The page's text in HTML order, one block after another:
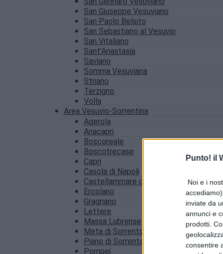
Punto! il
Noi e i
inviate da
annunci e
prodotti.
consentire
San Giuseppe Vesuviano
San Paolo Belsito
San Sebastiano al Vesuvio
San Vitaliano
Sant’Anastasia
Saviano
Somma Vesuviana
Striano
Terzigno
Volla
Area Vesuvio-Sorrentina
Agerola
Anacapri
Boscoreale
Boscotrecase
Capri
Casola di Napoli
Castellammare di Stabia
Ercolano
Gragnano
Lettere
Massa Lubrense
Meta di Sorrento
Piano di Sorrento
Pompei